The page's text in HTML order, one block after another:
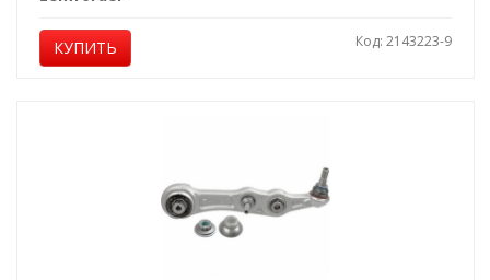
КУПИТЬ Код: 2143223-9